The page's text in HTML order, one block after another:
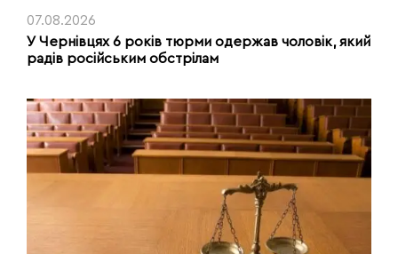
07.08.2026
У Чернівцях 6 років тюрми одержав чоловік, який
радів російським обстрілам